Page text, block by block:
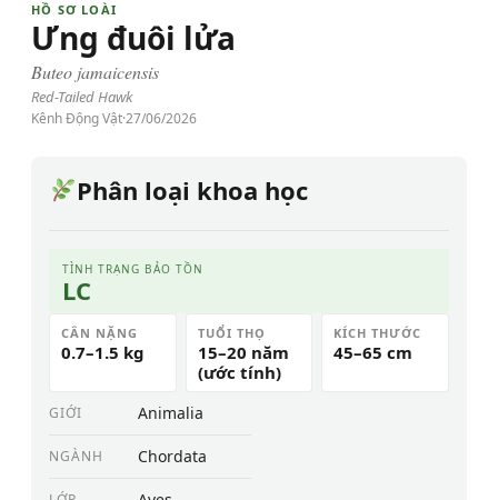
HỒ SƠ LOÀI
Ưng đuôi lửa
Buteo jamaicensis
Red-Tailed Hawk
Kênh Động Vật·27/06/2026
Phân loại khoa học
GIỚI Animalia
NGÀNH Chordata
TÌNH TRẠNG BẢO TỒN
LC
CÂN NẶNG
0.7–1.5 kg
TUỔI THỌ
15–20 năm
(ước tính)
KÍCH THƯỚC
45–65 cm